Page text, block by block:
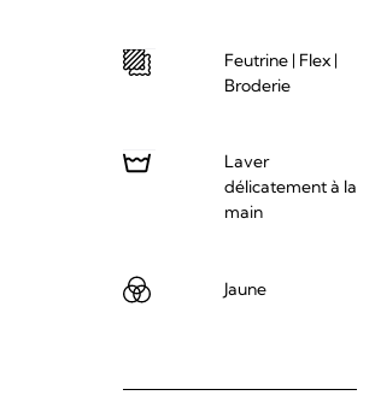
Feutrine | Flex |
Broderie
Laver
délicatement à la
main
Jaune